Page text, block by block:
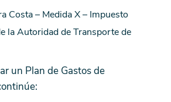
Costa – Medida X – Impuesto
la Autoridad de Transporte de
un Plan de Gastos de